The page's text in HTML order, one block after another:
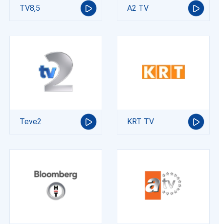
TV8,5 A2 TV
Teve2 KRT TV